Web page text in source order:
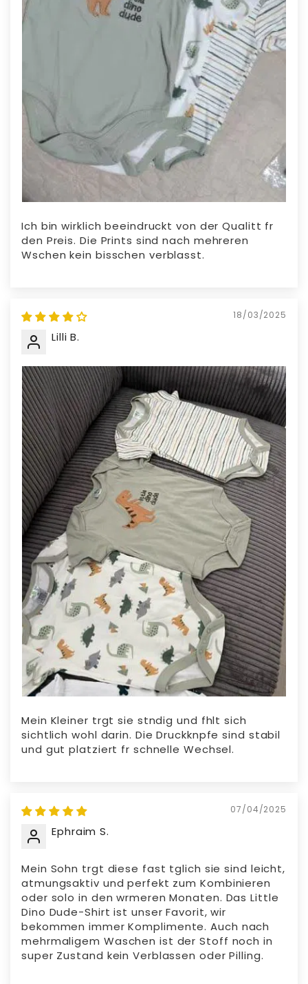
Ich bin wirklich beeindruckt von der Qualitt fr
den Preis. Die Prints sind nach mehreren
Wschen kein bisschen verblasst.
18/03/2025
Lilli B.
Mein Kleiner trgt sie stndig und fhlt sich
sichtlich wohl darin. Die Druckknpfe sind stabil
und gut platziert fr schnelle Wechsel.
07/04/2025
Ephraim S.
Mein Sohn trgt diese fast tglich sie sind leicht,
atmungsaktiv und perfekt zum Kombinieren
oder solo in den wrmeren Monaten. Das Little
Dino Dude-Shirt ist unser Favorit, wir
bekommen immer Komplimente. Auch nach
mehrmaligem Waschen ist der Stoff noch in
super Zustand kein Verblassen oder Pilling.